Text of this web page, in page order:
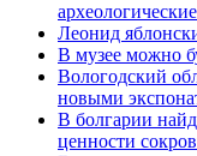
Леонид
В музее можно
Вологодский
новыми
В болгарии
ценности